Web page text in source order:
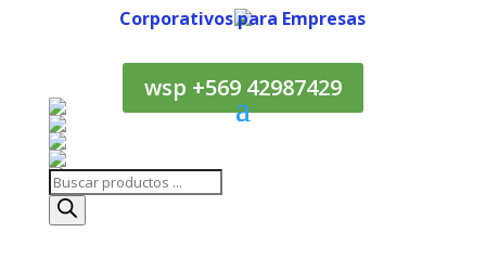
Corporativos para Empresas
wsp +569 42987429
Búsqueda
de
productos